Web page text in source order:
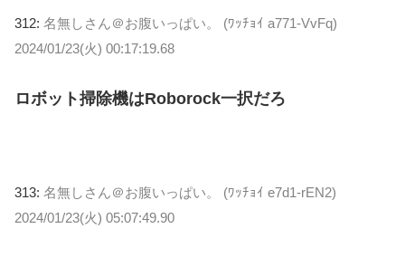
312: 名無しさん＠お腹いっぱい。 (ﾜｯﾁｮｲ a771-VvFq)
2024/01/23(火) 00:17:19.68
ロボット掃除機はRoborock一択だろ
313: 名無しさん＠お腹いっぱい。 (ﾜｯﾁｮｲ e7d1-rEN2)
2024/01/23(火) 05:07:49.90